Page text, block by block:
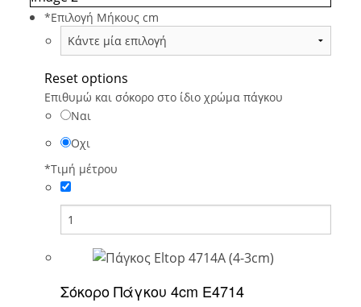
*Επιλογή Μήκους cm
Reset options
Επιθυμώ και σόκορο στο ίδιο χρώμα πάγκου
Ναι
Οχι
*Τιμή μέτρου
Σόκορο Πάγκου 4cm E4714